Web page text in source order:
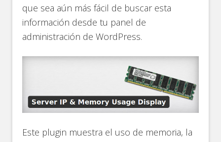
que sea aún más fácil de buscar esta
información desde tu panel de
administración de WordPress.
Este plugin muestra el uso de memoria, la